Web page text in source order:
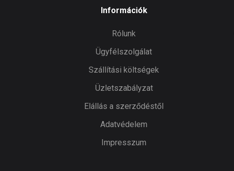
Információk
Rólunk
Ügyfélszolgálat
Szállítási költségek
Üzletszabályzat
Elállás a szerződéstől
Adatvédelem
Impresszum